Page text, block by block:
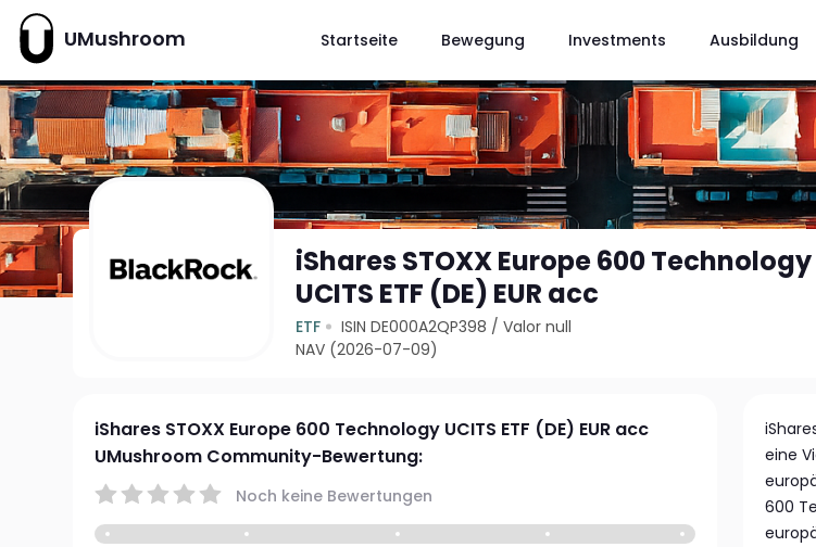
UMushroom Startseite Bewegung Investments Ausbildung
iShares STOXX Europe 600 Technology
UCITS ETF (DE) EUR acc
ETF ISIN DE000A2QP398 /Valor null
NAV (2026-07-09)
iShares STOXX Europe 600 Technology UCITS ETF (DE) EUR acc
UMushroom Community-Bewertung:
Noch keine Bewertungen
eine
600